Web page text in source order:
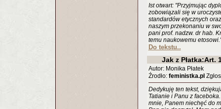
Ist otwart: "Przyjmując
zobowiązali się w
standardów etycznych
naszym przekonaniu w
pani prof. nadzw. dr hab.
temu naukowemu
Do tekstu..
Jak z Płatka:Art.
Autor: Monika Płatek
Źrodło: feministka.pl
Dedykuję ten tekst,
Tatianie i Panu z
mnie, Panem niechęć do